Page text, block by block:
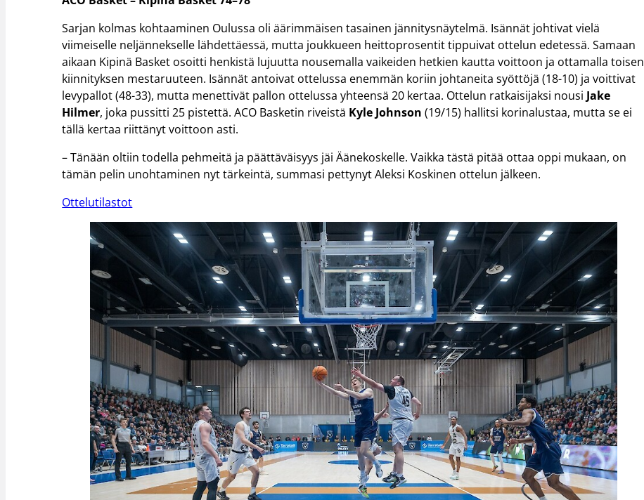
Sarjan kolmas kohtaaminen Oulussa oli äärimmäisen tasainen jännitysnäytelmä. Isännät johtivat vielä
viimeiselle neljännekselle lähdettäessä, mutta joukkueen heittoprosentit tippuivat ottelun edetessä. Samaan
aikaan Kipinä Basket osoitti henkistä lujuutta nousemalla vaikeiden hetkien kautta voittoon ja ottamalla toisen
kiinnityksen mestaruuteen. Isännät antoivat ottelussa enemmän koriin johtaneita syöttöjä (18-10) ja voittivat
levypallot (48-33), mutta menettivät pallon ottelussa yhteensä 20 kertaa. Ottelun ratkaisijaksi nousi Jake
Hilmer, joka pussitti 25 pistettä. ACO Basketin riveistä Kyle Johnson(19/15) hallitsi korinalustaa, mutta se ei
tällä kertaa riittänyt voittoon asti.
– Tänään oltiin todella pehmeitä ja päättäväisyys jäi Äänekoskelle. Vaikka tästä pitää ottaa oppi mukaan, on
tämän pelin unohtaminen nyt tärkeintä, summasi pettynyt Aleksi Koskinen ottelun jälkeen.
Ottelutilastot